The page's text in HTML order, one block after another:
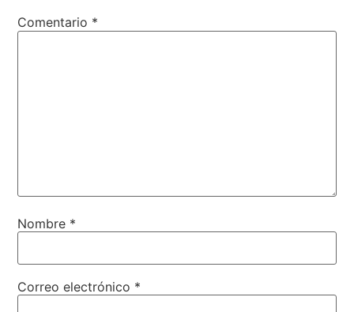
Comentario *
Nombre *
Correo electrónico *